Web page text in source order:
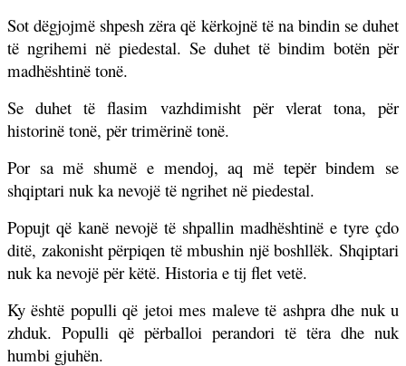
Sot dëgjojmë shpesh zëra që kërkojnë të na bindin se duhet
të ngrihemi në piedestal. Se duhet të bindim botën për
madhështinë tonë.
Se duhet të flasim vazhdimisht për vlerat tona, për
historinë tonë, për trimërinë tonë.
Por sa më shumë e mendoj, aq më tepër bindem se
shqiptari nuk ka nevojë të ngrihet në piedestal.
Popujt që kanë nevojë të shpallin madhështinë e tyre çdo
ditë, zakonisht përpiqen të mbushin një boshllëk. Shqiptari
nuk ka nevojë për këtë. Historia e tij flet vetë.
Ky është populli që jetoi mes maleve të ashpra dhe nuk u
zhduk. Populli që përballoi perandori të tëra dhe nuk
humbi gjuhën.